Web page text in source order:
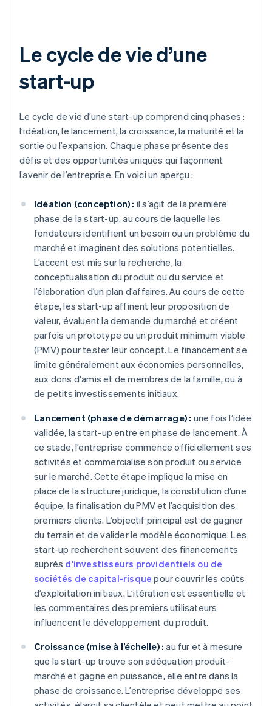
Le cycle de vie d’une
start-up
Le cycle de vie d’une start-up comprend cinq phases :
l’idéation, le lancement, la croissance, la maturité et la
sortie ou l’expansion. Chaque phase présente des
défis et des opportunités uniques qui façonnent
l’avenir de l’entreprise. En voici un aperçu :
Idéation (conception) : il s’agit de la première
phase de la start-up, au cours de laquelle les
fondateurs identifient un besoin ou un problème du
marché et imaginent des solutions potentielles.
L’accent est mis sur la recherche, la
conceptualisation du produit ou du service et
l’élaboration d’un plan d’affaires. Au cours de cette
étape, les start-up affinent leur proposition de
valeur, évaluent la demande du marché et créent
parfois un prototype ou un produit minimum viable
(PMV) pour tester leur concept. Le financement se
limite généralement aux économies personnelles,
aux dons d'amis et de membres de la famille, ou à
de petits investissements initiaux.
Lancement (phase de démarrage) : une fois l’idée
validée, la start-up entre en phase de lancement. À
ce stade, l’entreprise commence officiellement ses
activités et commercialise son produit ou service
sur le marché. Cette étape implique la mise en
place de la structure juridique, la constitution d’une
équipe, la finalisation du PMV et l’acquisition des
premiers clients. L’objectif principal est de gagner
du terrain et de valider le modèle économique. Les
start-up recherchent souvent des financements
auprès d’investisseurs providentiels ou de
sociétés de capital-risque pour couvrir les coûts
d’exploitation initiaux. L’itération est essentielle et
les commentaires des premiers utilisateurs
influencent le développement du produit.
Croissance (mise à l’échelle) : au fur et à mesure
que la start-up trouve son adéquation produit-
marché et gagne en puissance, elle entre dans la
phase de croissance. L’entreprise développe ses